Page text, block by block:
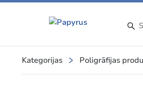
Kategorijas Poligrāfijas